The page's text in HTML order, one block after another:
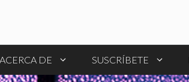
ACERCA DE SUSCRÍBETE